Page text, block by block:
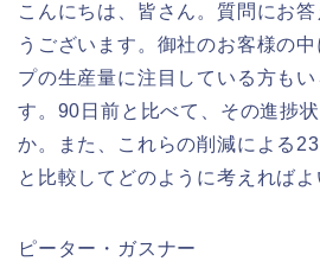
こんにちは、皆さん。質問にお
うございます。御社のお客様の
プの生産量に注目している方も
す。90日前と比べて、その進捗
か。また、これらの削減による
と比較してどのように考えればよ
ピーター・ガスナー